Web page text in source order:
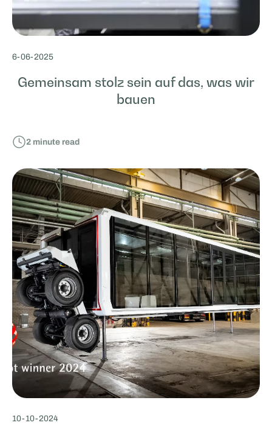
6-06-2025
Gemeinsam stolz sein auf das, was wir
bauen
2 minute read
10- 10-2024